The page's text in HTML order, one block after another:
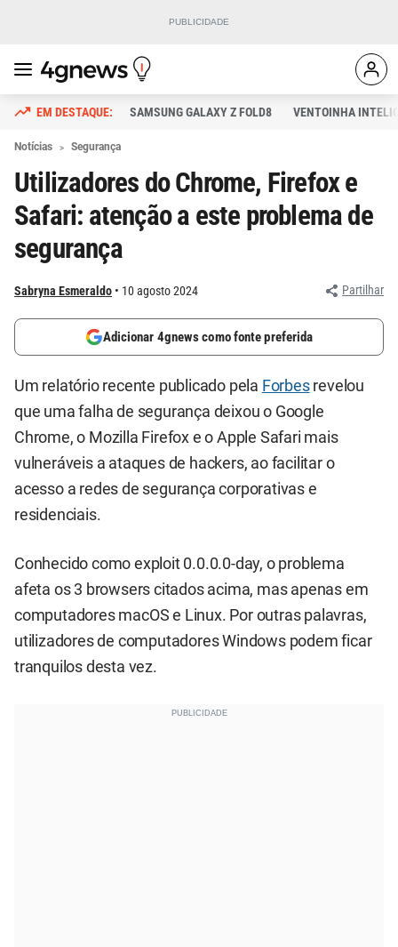
SAMSUNG GALAXY Z FOLD8 VENTOINHA
Notícias Segurança
Utilizadores do Chrome, Firefox e
Safari: atenção a este problema de
segurança
Sabryna Esmeraldo 10 agosto 2024 Partilhar
Adicionar 4gnews como fonte preferida
Um relatório recente publicado pela Forbesrevelou
que uma falha de segurança deixou o Google
Chrome, o Mozilla Firefox e o Apple Safari mais
vulneráveis a ataques de hackers, ao facilitar o
acesso a redes de segurança corporativas e
residenciais.
Conhecido como exploit 0.0.0.0-day, o problema
afeta os 3 browsers citados acima, mas apenas em
computadores macOS e Linux. Por outras palavras,
utilizadores de computadores Windows podem ficar
tranquilos desta vez.